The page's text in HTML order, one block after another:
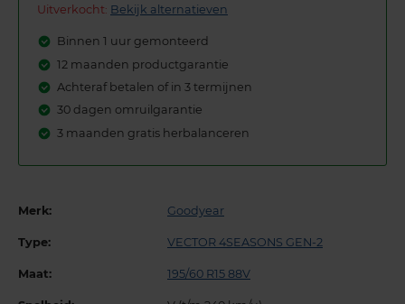
Uitverkocht: Bekijk alternatieven
Binnen 1 uur gemonteerd
12 maanden productgarantie
Achteraf betalen of in 3 termijnen
30 dagen omruilgarantie
3 maanden gratis herbalanceren
Merk: Goodyear
Type: VECTOR 4SEASONS GEN-2
Maat: 195/60 R15 88V